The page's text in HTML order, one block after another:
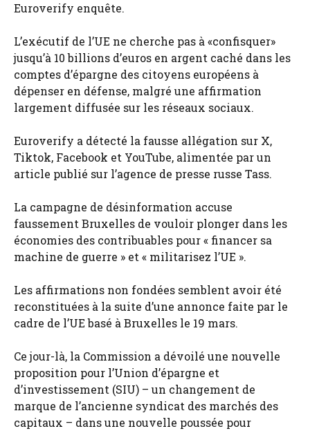
Euroverify enquête.
L’exécutif de l’UE ne cherche pas à «confisquer»
jusqu’à 10 billions d’euros en argent caché dans les
comptes d’épargne des citoyens européens à
dépenser en défense, malgré une affirmation
largement diffusée sur les réseaux sociaux.
Euroverify a détecté la fausse allégation sur X,
Tiktok, Facebook et YouTube, alimentée par un
article publié sur l’agence de presse russe Tass.
La campagne de désinformation accuse
faussement Bruxelles de vouloir plonger dans les
économies des contribuables pour « financer sa
machine de guerre » et « militarisez l’UE ».
Les affirmations non fondées semblent avoir été
reconstituées à la suite d’une annonce faite par le
cadre de l’UE basé à Bruxelles le 19 mars.
Ce jour-là, la Commission a dévoilé une nouvelle
proposition pour l’Union d’épargne et
d’investissement (SIU) – un changement de
marque de l’ancienne syndicat des marchés des
capitaux – dans une nouvelle poussée pour